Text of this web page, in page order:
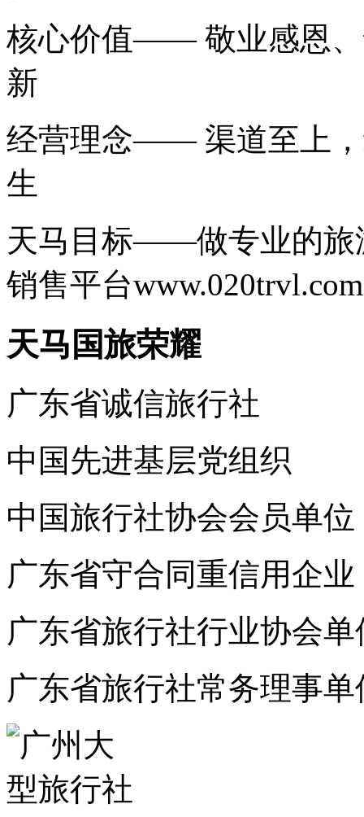
核心价值—— 敬业感恩、
新
经营理念—— 渠道至上，
生
天马目标——做专业的旅
销售平台
天马国旅荣耀
广东省诚信旅行社
中国先进基层党组织
中国旅行社协会会员单位
广东省守合同重信用企业
广东省旅行社行业协会单
广东省旅行社常务理事单